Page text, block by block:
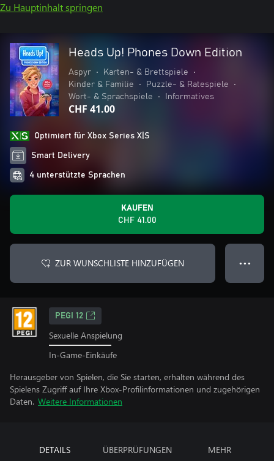
Zu Hauptinhalt springen
Heads Up! Phones Down Edition
Aspyr • Karten- & Brettspiele
•
Kinder & Familie
• Puzzle- & Ratespiele
•
Wort- & Sprachspiele
• Informatives
CHF 41.00
Optimiert für Xbox Series X|S
Smart Delivery
4 unterstützte Sprachen
KAUFEN
CHF 41.00
ZUR WUNSCHLISTE HINZUFÜGEN ● ● ●
PEGI 12
Sexuelle Anspielung
In-Game-Einkäufe
Herausgeber von Spielen, die Sie starten, erhalten während des
Spielens Zugriff auf Ihre Xbox-Profilinformationen und zugehörigen
Daten. Weitere Informationen
DETAILS ÜBERPRÜFUNGEN MEHR